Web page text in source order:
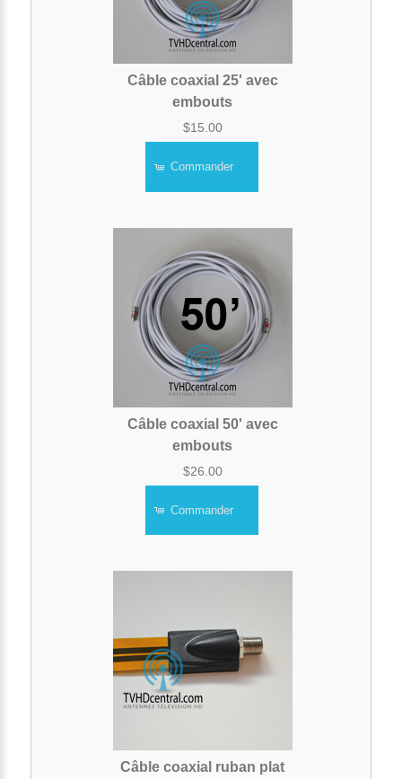
Câble coaxial 25' avec
embouts
$15.00
Commander
Câble coaxial 50' avec
embouts
$26.00
Commander
Câble coaxial ruban plat